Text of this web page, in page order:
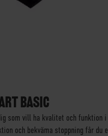
BASIC
som vill ha kvalitet och funktion i
och bekväma stoppning får du